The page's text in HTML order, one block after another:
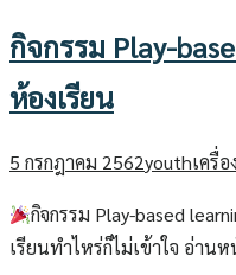
กิจกรรม Play-
ห้องเรียน
5 กรกฎาคม 2562youthเครื่อ
กิจกรรม Play-based
เรียนทำไหร่ก็ไม่เข้าใจ อ่าน